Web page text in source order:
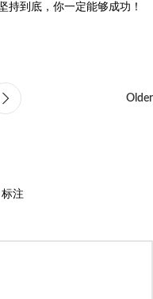
持到底，你一定能够成功！
Older
标注